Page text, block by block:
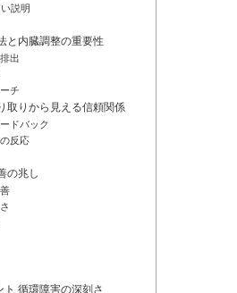
説明
と内臓調整の重要性
出
チ
取りから見える信頼関係
ドバック
反応
の兆し
循環障害の深刻さ